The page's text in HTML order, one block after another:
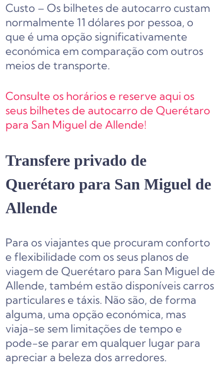
Custo – Os bilhetes de autocarro custam
normalmente 11 dólares por pessoa, o
que é uma opção significativamente
económica em comparação com outros
meios de transporte.
Consulte os horários e reserve aqui os
seus bilhetes de autocarro de Querétaro
para San Miguel de Allende!
Transfere privado de
Querétaro para San Miguel de
Allende
Para os viajantes que procuram conforto
e flexibilidade com os seus planos de
viagem de Querétaro para San Miguel de
Allende, também estão disponíveis carros
particulares e táxis. Não são, de forma
alguma, uma opção económica, mas
viaja-se sem limitações de tempo e
pode-se parar em qualquer lugar para
apreciar a beleza dos arredores.